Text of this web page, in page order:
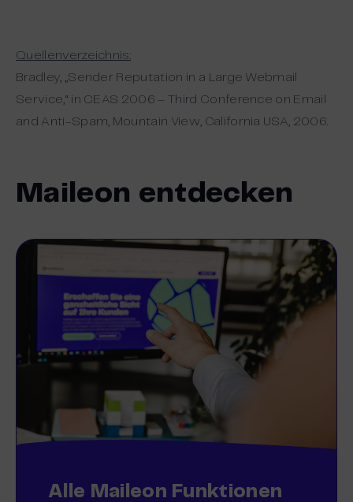
Quellenverzeichnis:
Bradley, „Sender Reputation in a Large Webmail
Service,“ in CEAS 2006 – Third Conference on Email
and Anti-Spam, Mountain View, California USA, 2006.
Maileon entdecken
Alle Maileon Funktionen